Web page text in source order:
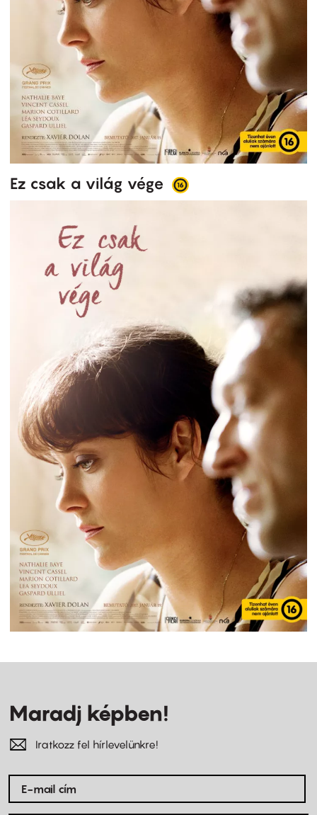
Ez csak a világ vége
Maradj képben!
Iratkozz fel hírlevelünkre!